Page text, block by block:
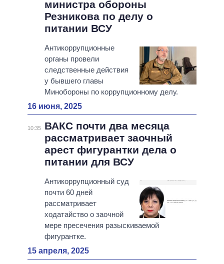
министра обороны
Резникова по делу о
питании ВСУ
Антикоррупционные
органы провели
следственные действия
у бывшего главы
Минобороны по коррупционному делу.
16 июня, 2025
10:35
ВАКС почти два месяца
рассматривает заочный
арест фигурантки дела о
питании для ВСУ
Антикоррупционный суд
почти 60 дней
рассматривает
ходатайство о заочной
мере пресечения разыскиваемой
фигурантке.
15 апреля, 2025